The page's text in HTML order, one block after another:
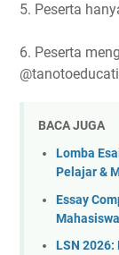
5. Peserta
6. Peserta
BACA JUGA
Lomba
Pelajar &
Essay
LSN 2026: